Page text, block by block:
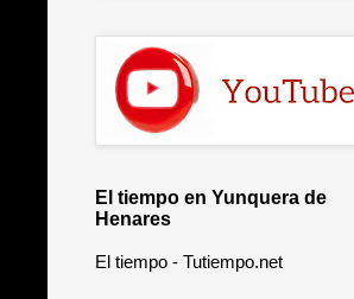
El tiempo en Yunquera de
Henares
El tiempo - Tutiempo.net